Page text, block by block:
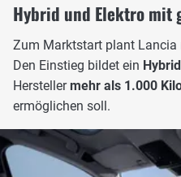
Hybrid und Elektro mit
Zum Marktstart plant Lancia
Den Einstieg bildet ein
Herstellermehr als 1.000
ermöglichen soll.